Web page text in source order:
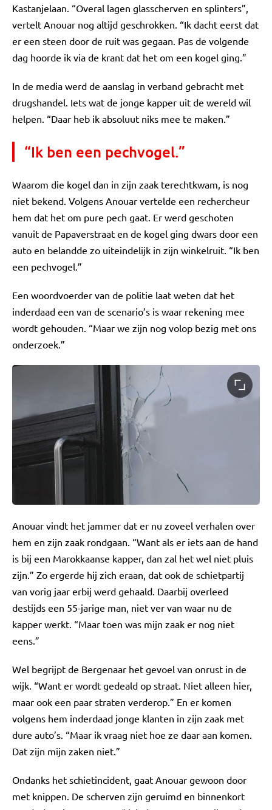
Kastanjelaan. “Overal lagen glasscherven en splinters”,
vertelt Anouar nog altijd geschrokken. “Ik dacht eerst dat
er een steen door de ruit was gegaan. Pas de volgende
dag hoorde ik via de krant dat het om een kogel ging.”
In de media werd de aanslag in verband gebracht met
drugshandel. Iets wat de jonge kapper uit de wereld wil
helpen. “Daar heb ik absoluut niks mee te maken.”
“Ik ben een pechvogel.”
Waarom die kogel dan in zijn zaak terechtkwam, is nog
niet bekend. Volgens Anouar vertelde een rechercheur
hem dat het om pure pech gaat. Er werd geschoten
vanuit de Papaverstraat en de kogel ging dwars door een
auto en belandde zo uiteindelijk in zijn winkelruit. “Ik ben
een pechvogel.”
Een woordvoerder van de politie laat weten dat het
inderdaad een van de scenario’s is waar rekening mee
wordt gehouden. “Maar we zijn nog volop bezig met ons
onderzoek.”
Anouar vindt het jammer dat er nu zoveel verhalen over
hem en zijn zaak rondgaan. “Want als er iets aan de hand
is bij een Marokkaanse kapper, dan zal het wel niet pluis
zijn.” Zo ergerde hij zich eraan, dat ook de schietpartij
van vorig jaar erbij werd gehaald. Daarbij overleed
destijds een 55-jarige man, niet ver van waar nu de
kapper werkt. “Maar toen was mijn zaak er nog niet
eens.”
Wel begrijpt de Bergenaar het gevoel van onrust in de
wijk. “Want er wordt gedeald op straat. Niet alleen hier,
maar ook een paar straten verderop.” En er komen
volgens hem inderdaad jonge klanten in zijn zaak met
dure auto’s. “Maar ik vraag niet hoe ze daar aan komen.
Dat zijn mijn zaken niet.”
Ondanks het schietincident, gaat Anouar gewoon door
met knippen. De scherven zijn geruimd en binnenkort